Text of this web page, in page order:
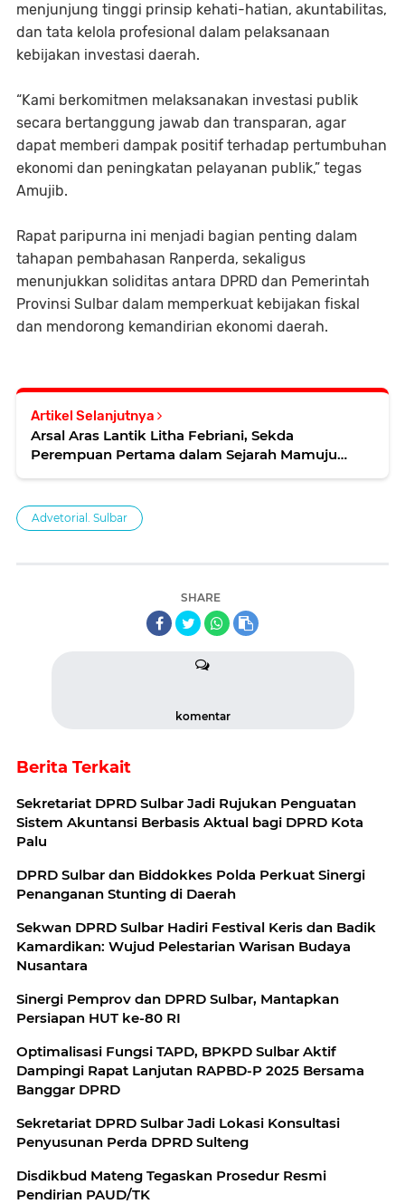
menjunjung tinggi prinsip kehati-hatian, akuntabilitas,
dan tata kelola profesional dalam pelaksanaan
kebijakan investasi daerah.
“Kami berkomitmen melaksanakan investasi publik
secara bertanggung jawab dan transparan, agar
dapat memberi dampak positif terhadap pertumbuhan
ekonomi dan peningkatan pelayanan publik,” tegas
Amujib.
Rapat paripurna ini menjadi bagian penting dalam
tahapan pembahasan Ranperda, sekaligus
menunjukkan soliditas antara DPRD dan Pemerintah
Provinsi Sulbar dalam memperkuat kebijakan fiskal
dan mendorong kemandirian ekonomi daerah.
Artikel Selanjutnya
Arsal Aras Lantik Litha Febriani, Sekda
Perempuan Pertama dalam Sejarah Mamuju
Advetorial. Sulbar
SHARE
komentar
Berita Terkait
Sekretariat DPRD Sulbar Jadi Rujukan Penguatan
Sistem Akuntansi Berbasis Aktual bagi DPRD Kota
Palu
DPRD Sulbar dan Biddokkes Polda Perkuat Sinergi
Penanganan Stunting di Daerah
Sekwan DPRD Sulbar Hadiri Festival Keris dan Badik
Kamardikan: Wujud Pelestarian Warisan Budaya
Nusantara
Sinergi Pemprov dan DPRD Sulbar, Mantapkan
Persiapan HUT ke-80 RI
Optimalisasi Fungsi TAPD, BPKPD Sulbar Aktif
Dampingi Rapat Lanjutan RAPBD-P 2025 Bersama
Banggar DPRD
Sekretariat DPRD Sulbar Jadi Lokasi Konsultasi
Penyusunan Perda DPRD Sulteng
Disdikbud Mateng Tegaskan Prosedur Resmi
Pendirian PAUD/TK